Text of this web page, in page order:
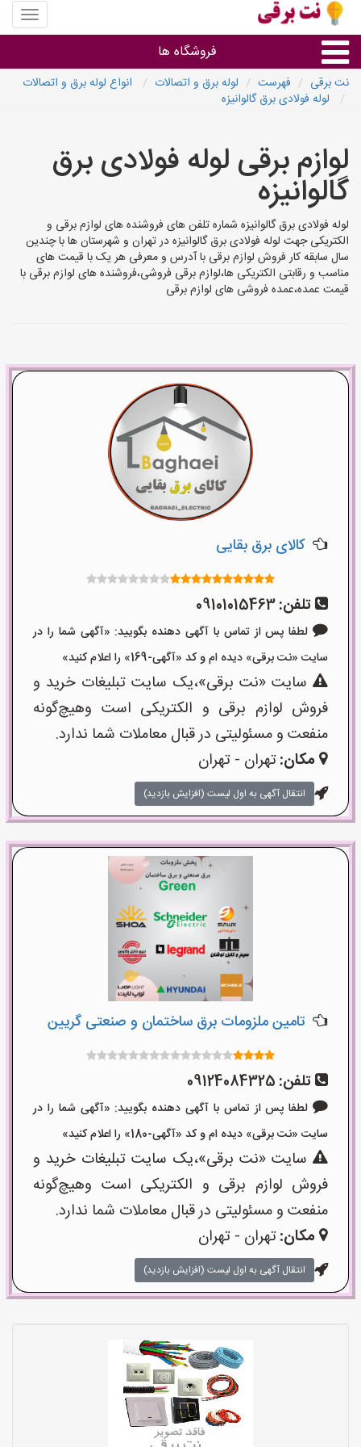
منوی
سایت
برقی
فروشگاه ها
روشنایی و نورپردازی
سایر گروه ها
نت برقی فهرست لوله برق و اتصالات
انواع لوله برق و اتصالات
لوله فولادی برق گالوانیزه
لوازم برقی لوله فولادی برق
گالوانیزه
لوله فولادی برق گالوانیزه شماره تلفن های فروشنده های لوازم برقی و
الکتریکی جهت لوله فولادی برق گالوانیزه در تهران و شهرستان ها با چندین
سال سابقه کار فروش لوازم برقی با آدرس و معرفی هر یک با قیمت های
مناسب و رقابتی الکتریکی ها،لوازم برقی فروشی،فروشنده های لوازم برقی با
قیمت عمده،عمده فروشی های لوازم برقی
کالای برق بقایی
تلفن:09101015463
لطفا پس از تماس با آگهی دهنده بگویید: «آگهی شما را در
سایت «نت برقی» دیده ام و کد «آگهی-169» را اعلام کنید»
سایت «نت برقی»،یک سایت تبلیغات خرید و
فروش لوازم برقی و الکتریکی است وهیچ‌گونه
منفعت و مسئولیتی در قبال معاملات شما ندارد.
مکان:تهران - تهران
انتقال آگهی به اول لیست (افزایش بازدید)
تامین ملزومات برق ساختمان و صنعتی گریین
تلفن: 09124084325
لطفا پس از تماس با آگهی دهنده بگویید: «آگهی شما را در
سایت «نت برقی» دیده ام و کد «آگهی-180» را اعلام کنید»
سایت «نت برقی»،یک سایت تبلیغات خرید و
فروش لوازم برقی و الکتریکی است وهیچ‌گونه
منفعت و مسئولیتی در قبال معاملات شما ندارد.
مکان:تهران - تهران
انتقال آگهی به اول لیست (افزایش بازدید)